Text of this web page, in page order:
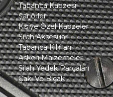
Tabanca Kabzesi
Şarjörler
Kişiye Özel Kabzeler
Silah Aksesuar
Tabanca Kılıfları
Askeri Malzemeler
Silah Yedek Parçaları
Çakı Ve Bıçak